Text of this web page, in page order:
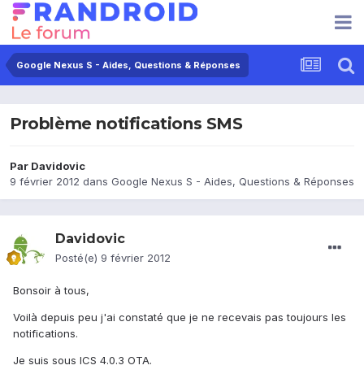
Google Nexus S - Aides, Questions & Réponses
Problème notifications SMS
Par Davidovic
9 février 2012 dans Google Nexus S - Aides, Questions & Réponses
Davidovic
Posté(e) 9 février 2012
Bonsoir à tous,
Voilà depuis peu j'ai constaté que je ne recevais pas toujours les
notifications.
Je suis sous ICS 4.0.3 OTA.